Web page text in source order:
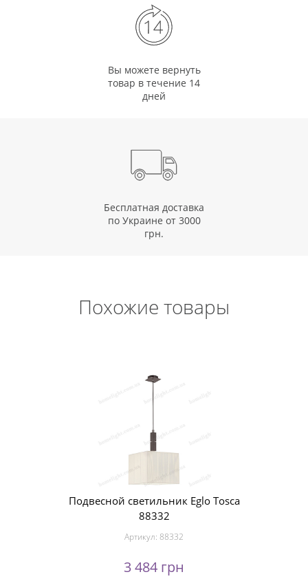
Вы можете вернуть
товар в течение 14
дней
Бесплатная доставка
по Украине от 3000
грн.
Похожие товары
Подвесной светильник Eglo Tosca
88332
Артикул: 88332
3 484 грн